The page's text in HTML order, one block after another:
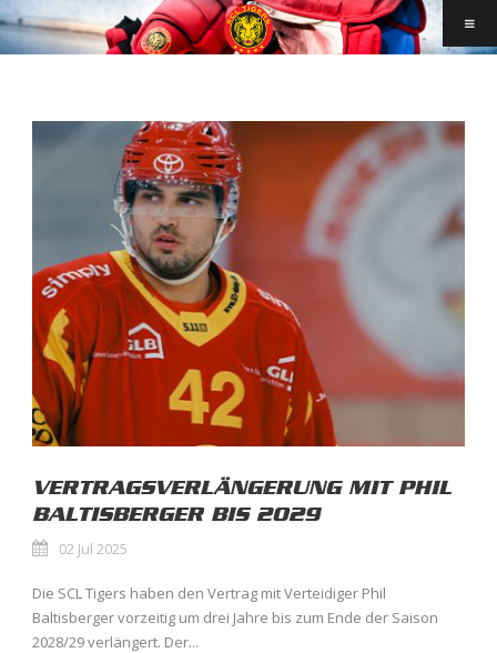
VERTRAGSVERLÄNGERUNG MIT PHIL
BALTISBERGER BIS 2029
02 Jul 2025
Die SCL Tigers haben den Vertrag mit Verteidiger Phil
Baltisberger vorzeitig um drei Jahre bis zum Ende der Saison
2028/29 verlängert. Der...